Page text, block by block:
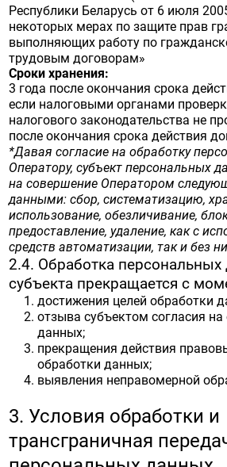
Республики Беларусь от 6 июля
некоторых мерах по защите прав
выполняющих работу по
трудовым договорам»
Сроки хранения:
3 года после окончания срока
если налоговыми органами
налогового законодательства не
после окончания срока действия
*Давая согласие на обработку
Оператору, субъект персональных
на совершение Оператором
данными: сбор, систематизацию,
использование, обезличивание,
предоставление, удаление, как с
средств автоматизации, так и без
2.4. Обработка
субъекта прекращается с
достижения целей обработки
отзыва субъектом согласия на
данных;
прекращения действия
обработки данных;
выявления неправомерной
3. Условия обработки и
трансграничная